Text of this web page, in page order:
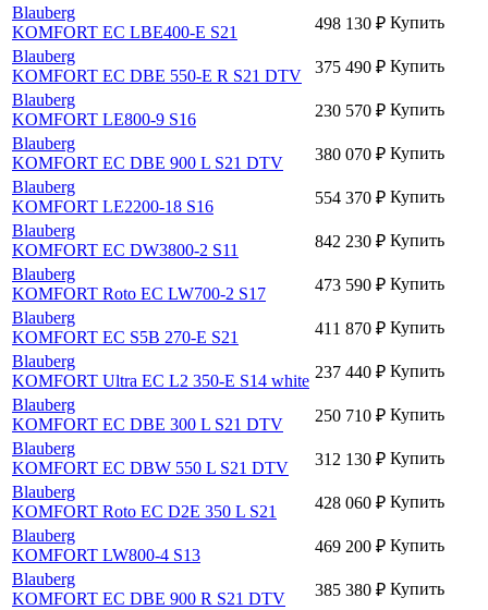
Blauberg
KOMFORT EC LBE400-E S21
498 130 ₽ Купить
Blauberg
KOMFORT EC DBE 550-E R S21 DTV
375 490 ₽ Купить
Blauberg
KOMFORT LE800-9 S16
230 570 ₽ Купить
Blauberg
KOMFORT EC DBE 900 L S21 DTV
380 070 ₽ Купить
Blauberg
KOMFORT LE2200-18 S16
554 370 ₽ Купить
Blauberg
KOMFORT EC DW3800-2 S11
842 230 ₽ Купить
Blauberg
KOMFORT Roto EC LW700-2 S17
473 590 ₽ Купить
Blauberg
KOMFORT EC S5B 270-E S21
411 870 ₽ Купить
Blauberg
KOMFORT Ultra EC L2 350-E S14 white 237 440 ₽ Купить
Blauberg
KOMFORT EC DBE 300 L S21 DTV
250 710 ₽ Купить
Blauberg
KOMFORT EC DBW 550 L S21 DTV
312 130 ₽ Купить
Blauberg
KOMFORT Roto EC D2E 350 L S21
428 060 ₽ Купить
Blauberg
KOMFORT LW800-4 S13
469 200 ₽ Купить
Blauberg
KOMFORT EC DBE 900 R S21 DTV
385 380 ₽ Купить